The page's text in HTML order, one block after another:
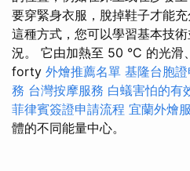
要穿緊身衣服，脫掉鞋子才能
這種方式，您可以學習基本技
況。 它由加熱至 50 °C 的光滑
forty 外燴推薦名單 基隆台胞
務 台灣按摩服務 白蟻害怕的有
菲律賓簽證申請流程 宜蘭外燴
體的不同能量中心。